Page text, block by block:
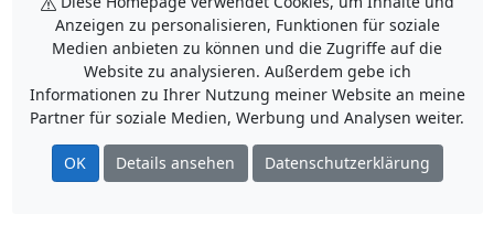
Anzeigen zu personalisieren, Funktionen für soziale
Medien anbieten zu können und die Zugriffe auf die
Website zu analysieren. Außerdem gebe ich
Informationen zu Ihrer Nutzung meiner Website an meine
Partner für soziale Medien, Werbung und Analysen weiter.
OK Details ansehen Datenschutzerklärung